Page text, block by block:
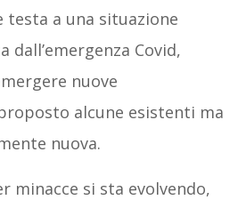
testa a una situazione
dall’emergenza Covid,
nuove
alcune esistenti ma
nuova.
minacce si sta evolvendo,